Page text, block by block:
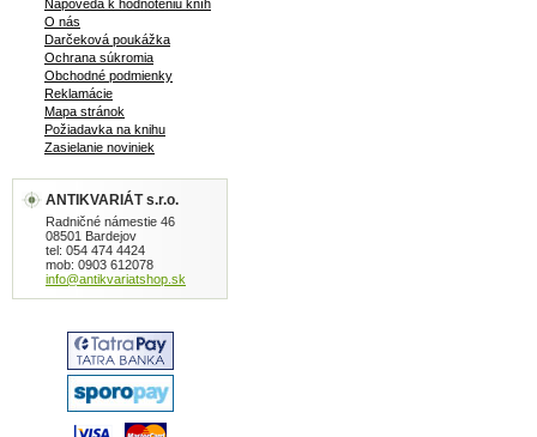
Nápoveda k hodnoteniu kníh
O nás
Darčeková poukážka
Ochrana súkromia
Obchodné podmienky
Reklamácie
Mapa stránok
Požiadavka na knihu
Zasielanie noviniek
ANTIKVARIÁT s.r.o.
Radničné námestie 46
08501 Bardejov
tel: 054 474 4424
mob: 0903 612078
info@antikvariatshop.sk